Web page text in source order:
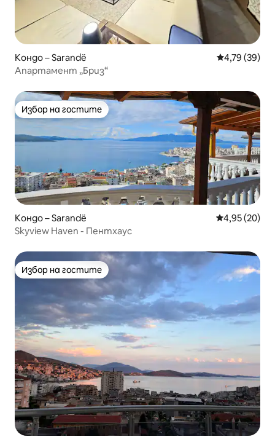
Кондо – Sarandë Средна
4,79 (39)
Апартамент „Бриз“
Избор на гостите
Избор на гостите
Кондо – Sarandë Средна
4,95 (20)
Skyview Haven - Пентхаус
Избор на гостите
Избор на гостите